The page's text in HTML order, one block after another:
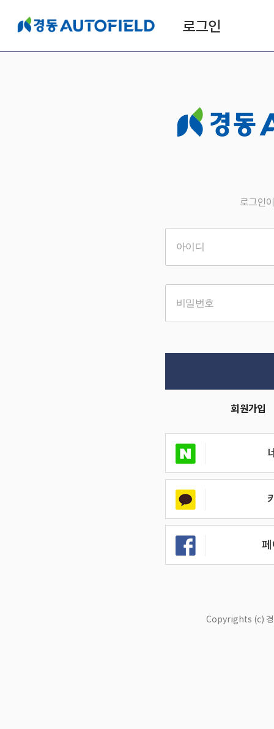
로그인
로그인
아이디
비밀번호
회원가입
페
Copyrights (c)